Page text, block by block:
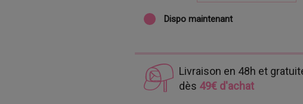
Dispo maintenant
Livraison en 48h et
dès 49€ d'achat